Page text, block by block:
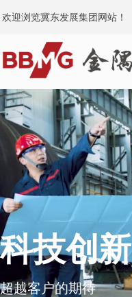
欢迎浏览冀东发展集团网站！
科技创新
超越客户的期待